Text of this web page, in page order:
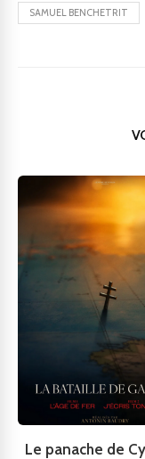
SAMUEL BENCHETRIT
Le panache de